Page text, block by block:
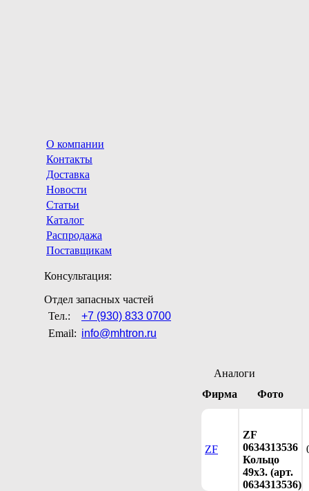
О компании
Контакты
Доставка
Новости
Статьи
Каталог
Распродажа
Поставщикам
Консультация:
Отдел запасных частей
Тел.:
+7 (930) 833 0700
Email: info@mhtron.ru
Аналоги
Фирма
Фото
ZF
ZF
0634313536
Кольцо
49x3. (арт.
0634313536)